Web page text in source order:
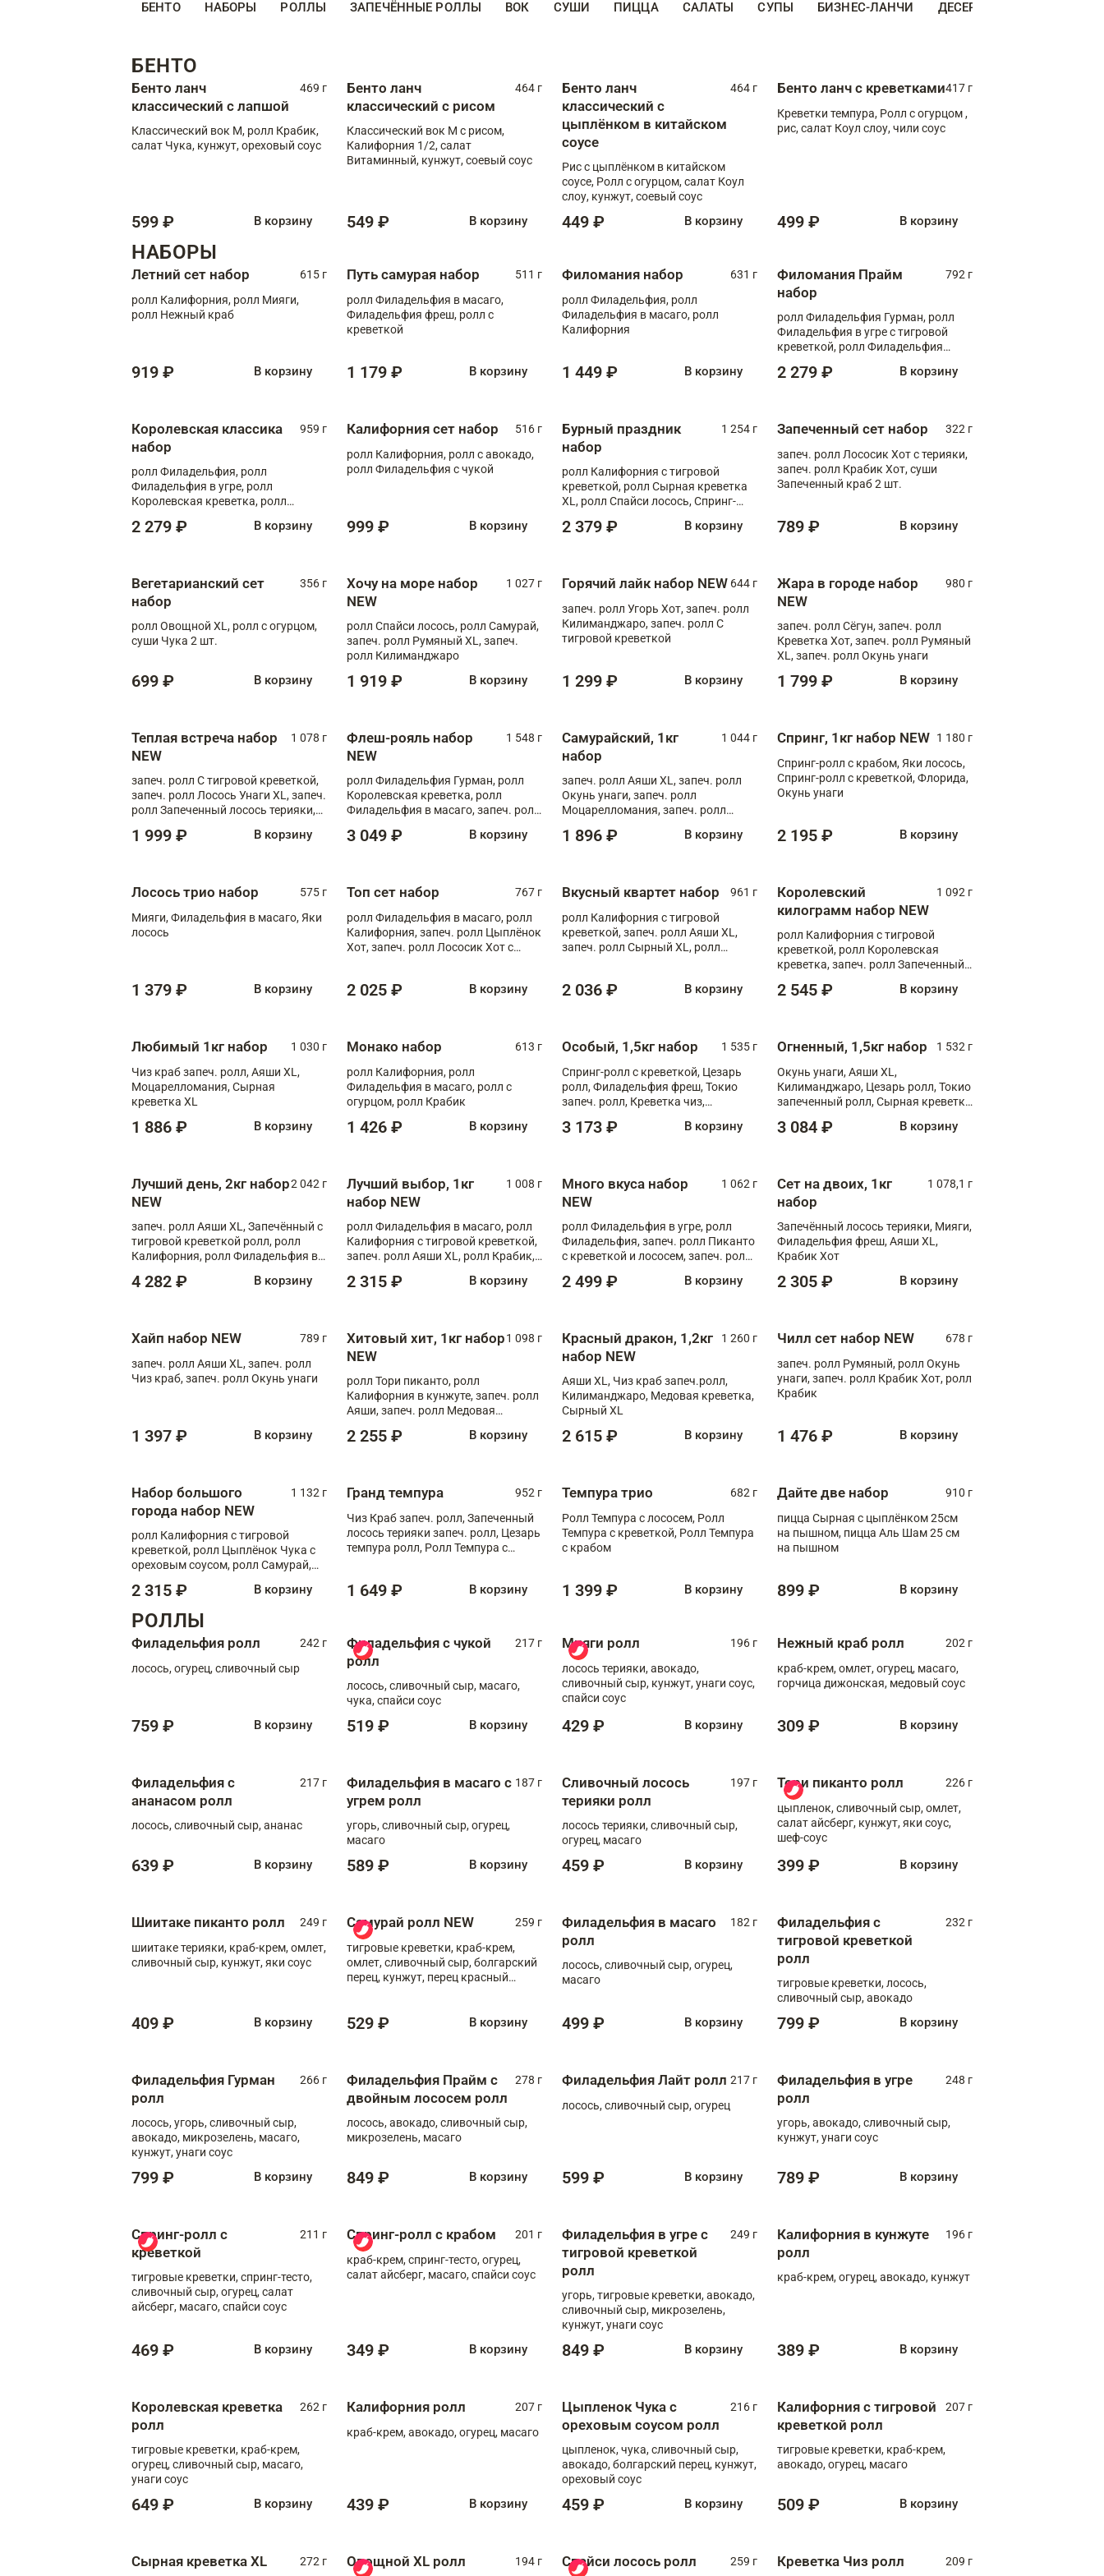
БЕНТО НАБОРЫ РОЛЛЫ ЗАПЕЧЁННЫЕ РОЛЛЫ ВОК СУШИ ПИЦЦА САЛАТЫ СУПЫ БИЗНЕС-ЛАНЧИ ДЕСЕРТЫ
БЕНТО
Бенто ланч
классический с лапшой
469 г
Классический вок М, ролл Крабик,
салат Чука, кунжут, ореховый соус
599 ₽ В корзину
Бенто ланч
классический с рисом
464 г
Классический вок М с рисом,
Калифорния 1/2, салат
Витаминный, кунжут, соевый соус
549 ₽ В корзину
Бенто ланч
классический с
цыплёнком в китайском
соусе
464 г
Рис с цыплёнком в китайском
соусе, Ролл с огурцом, салат Коул
слоу, кунжут, соевый соус
449 ₽ В корзину
Бенто ланч с креветками417 г
Креветки темпура, Ролл с огурцом ,
рис, салат Коул слоу, чили соус
499 ₽ В корзину
НАБОРЫ
Летний сет набор
615 г
ролл Калифорния, ролл Мияги,
ролл Нежный краб
919 ₽ В корзину
Путь самурая набор
511 г
ролл Филадельфия в масаго,
Филадельфия фреш, ролл с
креветкой
1 179 ₽ В корзину
Филомания набор
631 г
ролл Филадельфия, ролл
Филадельфия в масаго, ролл
Калифорния
1 449 ₽ В корзину
Филомания Прайм
набор
792 г
ролл Филадельфия Гурман, ролл
Филадельфия в угре с тигровой
креветкой, ролл Филадельфия
2 279 ₽ В корзину
Королевская классика
набор
959 г
ролл Филадельфия, ролл
Филадельфия в угре, ролл
Королевская креветка, ролл
2 279 ₽ В корзину
Калифорния сет набор
516 г
ролл Калифорния, ролл с авокадо,
ролл Филадельфия с чукой
999 ₽ В корзину
Бурный праздник
набор
1 254 г
ролл Калифорния с тигровой
креветкой, ролл Сырная креветка
XL, ролл Спайси лосось, Спринг-
Медовая креветка
2 379 ₽ В корзину
Запеченный сет набор
322 г
запеч. ролл Лососик Хот с терияки,
запеч. ролл Крабик Хот, суши
Запеченный краб 2 шт.
789 ₽ В корзину
Вегетарианский сет
набор
356 г
ролл Овощной XL, ролл с огурцом,
суши Чука 2 шт.
699 ₽ В корзину
Хочу на море набор
NEW
1 027 г
ролл Спайси лосось, ролл Самурай,
запеч. ролл Румяный XL, запеч.
ролл Килиманджаро
1 919 ₽ В корзину
Горячий лайк набор NEW 644 г
запеч. ролл Угорь Хот, запеч. ролл
Килиманджаро, запеч. ролл С
тигровой креветкой
1 299 ₽ В корзину
Жара в городе набор
NEW
980 г
запеч. ролл Сёгун, запеч. ролл
Креветка Хот, запеч. ролл Румяный
XL, запеч. ролл Окунь унаги
1 799 ₽ В корзину
Теплая встреча набор
NEW
1 078 г
запеч. ролл С тигровой креветкой,
запеч. ролл Лосось Унаги XL, запеч.
ролл Запеченный лосось терияки,
1 999 ₽ В корзину
Флеш-рояль набор
NEW
1 548 г
ролл Филадельфия Гурман, ролл
Королевская креветка, ролл
Филадельфия в масаго, запеч. ролл
Тигровая креветка с моцареллой,
3 049 ₽ В корзину
Самурайский, 1кг
набор
1 044 г
запеч. ролл Аяши XL, запеч. ролл
Окунь унаги, запеч. ролл
Моцарелломания, запеч. ролл
1 896 ₽ В корзину
Спринг, 1кг набор NEW 1 180 г
Спринг-ролл с крабом, Яки лосось,
Спринг-ролл с креветкой, Флорида,
Окунь унаги
2 195 ₽ В корзину
Лосось трио набор
575 г
Мияги, Филадельфия в масаго, Яки
лосось
1 379 ₽ В корзину
Топ сет набор
767 г
ролл Филадельфия в масаго, ролл
Калифорния, запеч. ролл Цыплёнок
Хот, запеч. ролл Лососик Хот с
2 025 ₽ В корзину
Вкусный квартет набор
961 г
ролл Калифорния с тигровой
креветкой, запеч. ролл Аяши XL,
запеч. ролл Сырный XL, ролл
2 036 ₽ В корзину
Королевский
килограмм набор NEW
1 092 г
ролл Калифорния с тигровой
креветкой, ролл Королевская
креветка, запеч. ролл Запеченный
XL, запеч. ролл Крабик Хот
2 545 ₽ В корзину
Любимый 1кг набор
1 030 г
Чиз краб запеч. ролл, Аяши XL,
Моцарелломания, Сырная
креветка XL
1 886 ₽ В корзину
Монако набор
613 г
ролл Калифорния, ролл
Филадельфия в масаго, ролл с
огурцом, ролл Крабик
1 426 ₽ В корзину
Особый, 1,5кг набор
1 535 г
Спринг-ролл с креветкой, Цезарь
ролл, Филадельфия фреш, Токио
запеч. ролл, Креветка чиз,
Флорида
3 173 ₽ В корзину
Огненный, 1,5кг набор
1 532 г
Окунь унаги, Аяши XL,
Килиманджаро, Цезарь ролл, Токио
запеченный ролл, Сырная креветка
3 084 ₽ В корзину
Лучший день, 2кг набор
NEW
2 042 г
запеч. ролл Аяши XL, Запечённый с
тигровой креветкой ролл, ролл
Калифорния, ролл Филадельфия в
запеч. ролл Моцарелломания, ролл
4 282 ₽ В корзину
Лучший выбор, 1кг
набор NEW
1 008 г
ролл Филадельфия в масаго, ролл
Калифорния с тигровой креветкой,
запеч. ролл Аяши XL, ролл Крабик,
2 315 ₽ В корзину
Много вкуса набор
NEW
1 062 г
ролл Филадельфия в угре, ролл
Филадельфия, запеч. ролл Пиканто
с креветкой и лососем, запеч. ролл
2 499 ₽ В корзину
Сет на двоих, 1кг
набор
1 078,1 г
Запечённый лосось терияки, Мияги,
Филадельфия фреш, Аяши XL,
Крабик Хот
2 305 ₽ В корзину
Хайп набор NEW
789 г
запеч. ролл Аяши XL, запеч. ролл
Чиз краб, запеч. ролл Окунь унаги
1 397 ₽ В корзину
Хитовый хит, 1кг набор
NEW
1 098 г
ролл Тори пиканто, ролл
Калифорния в кунжуте, запеч. ролл
Аяши, запеч. ролл Медовая
чукой
2 255 ₽ В корзину
Красный дракон, 1,2кг
набор NEW
1 260 г
Аяши XL, Чиз краб запеч.ролл,
Килиманджаро, Медовая креветка,
Сырный XL
2 615 ₽ В корзину
Чилл сет набор NEW
678 г
запеч. ролл Румяный, ролл Окунь
унаги, запеч. ролл Крабик Хот, ролл
Крабик
1 476 ₽ В корзину
Набор большого
города набор NEW
1 132 г
ролл Калифорния с тигровой
креветкой, ролл Цыплёнок Чука с
ореховым соусом, ролл Самурай,
ролл с крабом
2 315 ₽ В корзину
Гранд темпура
952 г
Чиз Краб запеч. ролл, Запеченный
лосось терияки запеч. ролл, Цезарь
темпура ролл, Ролл Темпура с
1 649 ₽ В корзину
Темпура трио
682 г
Ролл Темпура с лососем, Ролл
Темпура с креветкой, Ролл Темпура
с крабом
1 399 ₽ В корзину
Дайте две набор
910 г
пицца Сырная с цыплёнком 25см
на пышном, пицца Аль Шам 25 см
на пышном
899 ₽ В корзину
РОЛЛЫ
Филадельфия ролл
242 г
лосось, огурец, сливочный сыр
759 ₽ В корзину
Филадельфия с чукой
ролл
217 г
лосось, сливочный сыр, масаго,
чука, спайси соус
519 ₽ В корзину
Мияги ролл
196 г
лосось терияки, авокадо,
сливочный сыр, кунжут, унаги соус,
спайси соус
429 ₽ В корзину
Нежный краб ролл
202 г
краб-крем, омлет, огурец, масаго,
горчица дижонская, медовый соус
309 ₽ В корзину
Филадельфия с
ананасом ролл
217 г
лосось, сливочный сыр, ананас
639 ₽ В корзину
Филадельфия в масаго с
угрем ролл
187 г
угорь, сливочный сыр, огурец,
масаго
589 ₽ В корзину
Сливочный лосось
терияки ролл
197 г
лосось терияки, сливочный сыр,
огурец, масаго
459 ₽ В корзину
Тори пиканто ролл
226 г
цыпленок, сливочный сыр, омлет,
салат айсберг, кунжут, яки соус,
шеф-соус
399 ₽ В корзину
Шиитаке пиканто ролл
249 г
шиитаке терияки, краб-крем, омлет,
сливочный сыр, кунжут, яки соус
409 ₽ В корзину
Самурай ролл NEW
259 г
тигровые креветки, краб-крем,
омлет, сливочный сыр, болгарский
перец, кунжут, перец красный
529 ₽ В корзину
Филадельфия в масаго
ролл
182 г
лосось, сливочный сыр, огурец,
масаго
499 ₽ В корзину
Филадельфия с
тигровой креветкой
ролл
232 г
тигровые креветки, лосось,
сливочный сыр, авокадо
799 ₽ В корзину
Филадельфия Гурман
ролл
266 г
лосось, угорь, сливочный сыр,
авокадо, микрозелень, масаго,
кунжут, унаги соус
799 ₽ В корзину
Филадельфия Прайм с
двойным лососем ролл
278 г
лосось, авокадо, сливочный сыр,
микрозелень, масаго
849 ₽ В корзину
Филадельфия Лайт ролл 217 г
лосось, сливочный сыр, огурец
599 ₽ В корзину
Филадельфия в угре
ролл
248 г
угорь, авокадо, сливочный сыр,
кунжут, унаги соус
789 ₽ В корзину
Спринг-ролл с
креветкой
211 г
тигровые креветки, спринг-тесто,
сливочный сыр, огурец, салат
айсберг, масаго, спайси соус
469 ₽ В корзину
Спринг-ролл с крабом
201 г
краб-крем, спринг-тесто, огурец,
салат айсберг, масаго, спайси соус
349 ₽ В корзину
Филадельфия в угре с
тигровой креветкой
ролл
249 г
угорь, тигровые креветки, авокадо,
сливочный сыр, микрозелень,
кунжут, унаги соус
849 ₽ В корзину
Калифорния в кунжуте
ролл
196 г
краб-крем, огурец, авокадо, кунжут
389 ₽ В корзину
Королевская креветка
ролл
262 г
тигровые креветки, краб-крем,
огурец, сливочный сыр, масаго,
унаги соус
649 ₽ В корзину
Калифорния ролл
207 г
краб-крем, авокадо, огурец, масаго
439 ₽ В корзину
Цыпленок Чука с
ореховым соусом ролл
216 г
цыпленок, чука, сливочный сыр,
авокадо, болгарский перец, кунжут,
ореховый соус
459 ₽ В корзину
Калифорния с тигровой
креветкой ролл
207 г
тигровые креветки, краб-крем,
авокадо, огурец, масаго
509 ₽ В корзину
Сырная креветка XL
272 г Овощной XL ролл 194 г Спайси лосось ролл 259 г Креветка Чиз ролл 209 г